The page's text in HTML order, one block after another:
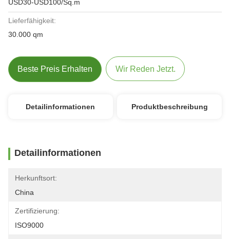
USD30-USD100/Sq.m
Lieferfähigkeit:
30.000 qm
Beste Preis Erhalten Wir Reden Jetzt.
Detailinformationen Produktbeschreibung
Detailinformationen
Herkunftsort:
China
Zertifizierung:
ISO9000